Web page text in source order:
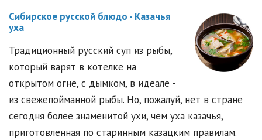
Сибирское русской блюдо - Казачья
уха
Традиционный русский суп из рыбы,
который варят в котелке на
открытом огне, с дымком, в идеале -
из свежепойманной рыбы. Но, пожалуй, нет в стране
сегодня более знаменитой ухи, чем уха казачья,
приготовленная по старинным казацким правилам.